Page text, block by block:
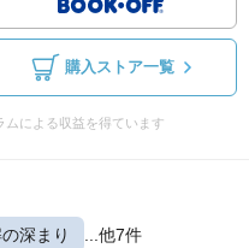
購入ストア一覧
による収益を得ています
深まり ...他7件